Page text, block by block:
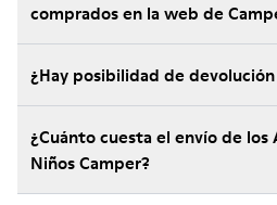
comprados en la web de
¿Hay posibilidad de
¿Cuánto cuesta el envío de los
Niños Camper?